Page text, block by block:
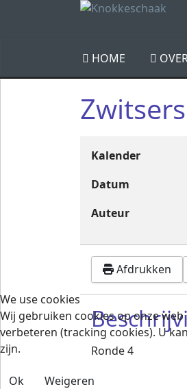
HOME
Kalender
Datum
Auteur
Afdrukken
Ronde 4
We use cookies
Wij gebruiken cookies op onze
verbeteren (tracking cookies). U
zijn.
Ok
Weigeren